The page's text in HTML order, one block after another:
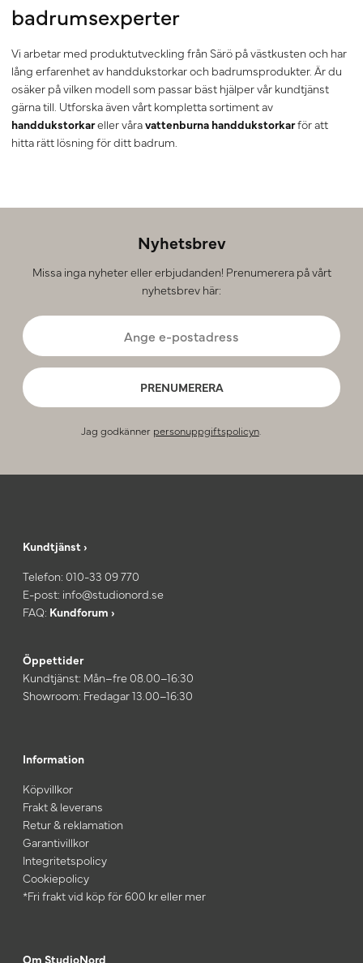
badrumsexperter
Vi arbetar med produktutveckling från Särö på västkusten och har
lång erfarenhet av handdukstorkar och badrumsprodukter. Är du
osäker på vilken modell som passar bäst hjälper vår kundtjänst
gärna till. Utforska även vårt kompletta sortiment av
handdukstorkareller våravattenburna handdukstorkarför att
hitta rätt lösning för ditt badrum.
Nyhetsbrev
Missa inga nyheter eller erbjudanden! Prenumerera på vårt
nyhetsbrev här:
PRENUMERERA
Jag godkänner personuppgiftspolicyn.
Kundtjänst ›
Telefon: 010-33 09 770
E-post: info@studionord.se
FAQ: Kundforum ›
Öppettider
Kundtjänst: Mån–fre 08.00–16:30
Showroom: Fredagar 13.00–16:30
Information
Köpvillkor
Frakt & leverans
Retur & reklamation
Garantivillkor
Integritetspolicy
Cookiepolicy
*Fri frakt vid köp för 600 kr eller mer
Om StudioNord